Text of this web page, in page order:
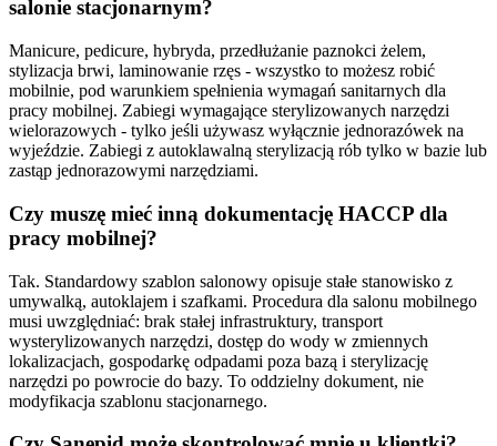
salonie stacjonarnym?
Manicure, pedicure, hybryda, przedłużanie paznokci żelem,
stylizacja brwi, laminowanie rzęs - wszystko to możesz robić
mobilnie, pod warunkiem spełnienia wymagań sanitarnych dla
pracy mobilnej. Zabiegi wymagające sterylizowanych narzędzi
wielorazowych - tylko jeśli używasz wyłącznie jednorazówek na
wyjeździe. Zabiegi z autoklawalną sterylizacją rób tylko w bazie lub
zastąp jednorazowymi narzędziami.
Czy muszę mieć inną dokumentację HACCP dla
pracy mobilnej?
Tak. Standardowy szablon salonowy opisuje stałe stanowisko z
umywalką, autoklajem i szafkami. Procedura dla salonu mobilnego
musi uwzględniać: brak stałej infrastruktury, transport
wysterylizowanych narzędzi, dostęp do wody w zmiennych
lokalizacjach, gospodarkę odpadami poza bazą i sterylizację
narzędzi po powrocie do bazy. To oddzielny dokument, nie
modyfikacja szablonu stacjonarnego.